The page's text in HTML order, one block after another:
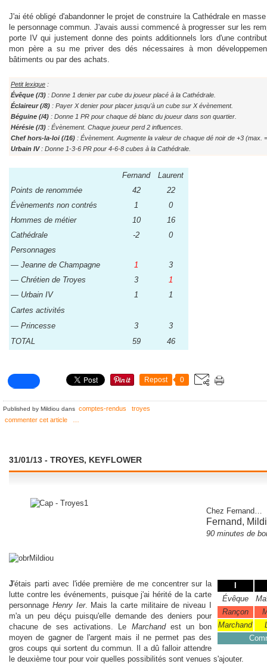
J'ai été obligé d'abandonner le projet de construire la Cathédrale en
le personnage commun. J'avais aussi commencé à progresser sur les
porte IV qui justement donne des points additionnels lors d'une
mon père a su me priver des dés nécessaires à mon
bâtiments ou par des achats.
Petit lexique :
Évêque (/3) : Donne 1 denier par cube du joueur placé à la Cathédrale.
Éclaireur (/8) : Payer X denier pour placer jusqu'à un cube sur X évènement.
Béguine (/4) : Donne 1 PR pour chaque dé blanc du joueur dans son quartier.
Hérésie (/3) : Évènement. Chaque joueur perd 2 influences.
Chef hors-la-loi (/16) : Évènement. Augmente la valeur de chaque dé noir de +3 (max.
Urbain IV: Donne 1-3-6 PR pour 4-6-8 cubes à la Cathédrale.
Fernand
Laurent
Points de renommée
42
22
Évènements non contrés
1
0
Hommes de métier
10
16
Cathédrale
-2
0
Personnages
— Jeanne de Champagne
1
3
— Chrétien de Troyes
3
1
— Urbain IV
1
1
Cartes activités
— Princesse
3
3
TOTAL
59 46
Repost 0
Published by Mildiou dans comptes-rendus
troyes
commenter cet article
31/01/13 - TROYES, KEYFLOWER
Chez Fernand…
Fernand,
90 minutes de
Évêque
Rançon
Marchand
J'étais parti avec l'idée première de me concentrer sur la
lutte contre les événements, puisque j'ai hérité de la carte
personnage Henry Ier. Mais la carte militaire de niveau I
m'a un peu déçu puisqu'elle demande des deniers pour
chacune de ses activations. Le Marchandest un bon
moyen de gagner de l'argent mais il ne permet pas des
gros coups qui sortent du commun. Il a dû falloir attendre
le deuxième tour pour voir quelles possibilités sont venues s'ajouter.